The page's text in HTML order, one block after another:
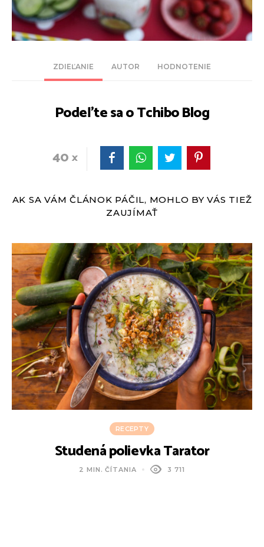
ZDIEĽANIE AUTOR HODNOTENIE
Podeľte sa o Tchibo Blog
40
AK SA VÁM ČLÁNOK PÁČIL, MOHLO BY VÁS TIEŽ
ZAUJÍMAŤ
RECEPTY
Studená polievka Tarator
2 MIN. ČÍTANIA 3 711